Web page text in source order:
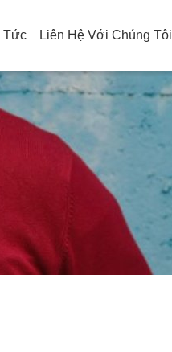
Tức Liên Hệ Với Chúng Tôi